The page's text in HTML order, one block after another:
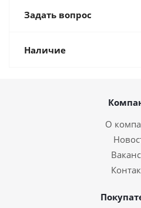
Задать вопрос
Наличие
О